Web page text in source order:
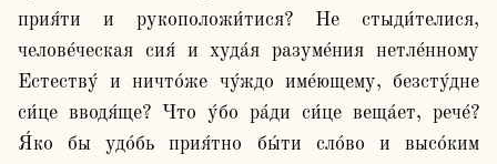
прия́ти и рукоположи́тися? Не стыди́телися,
челове́ческая сия́ и худа́я разуме́ния нетле́нному
Естеству́ и ничто́же чу́ждо име́ющему, безсту́дне
си́це вводя́ще? Что у́бо ра́ди си́це веща́ет, рече́?
Я́ко бы удо́бь прия́тно бы́ти сло́во и высо́ким